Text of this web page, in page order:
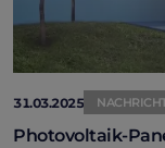
31.03.2025
Photovoltaik-